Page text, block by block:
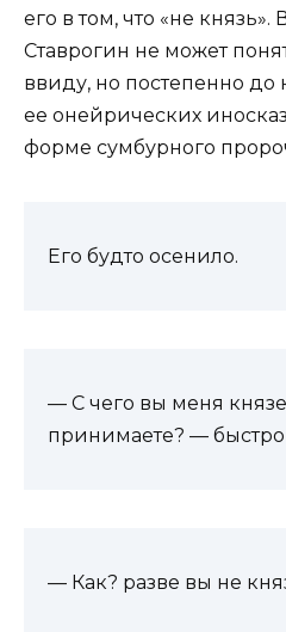
его в том, что «не князь».
Ставрогин не может
ввиду, но постепенно до
ее онейрических
форме сумбурного
Его будто осенило.
— С чего вы меня
принимаете? —
— Как? разве вы не